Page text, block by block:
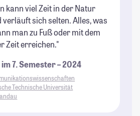
kann viel Zeit in der Natur
sich selten. Alles, was
man zu Fuß oder mit dem
Zeit erreichen."
7. Semester – 2024
Technische Universität